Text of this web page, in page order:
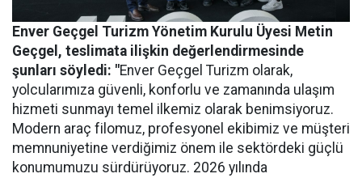
Enver Geçgel Turizm Yönetim Kurulu Üyesi Metin
Geçgel , teslimata ilişkin değerlendirmesinde
şunları söyledi: "Enver Geçgel Turizm olarak,
yolcularımıza güvenli, konforlu ve zamanında ulaşım
hizmeti sunmayı temel ilkemiz olarak benimsiyoruz.
Modern araç filomuz, profesyonel ekibimiz ve müşteri
memnuniyetine verdiğimiz önem ile sektördeki güçlü
konumumuzu sürdürüyoruz. 2026 yılında